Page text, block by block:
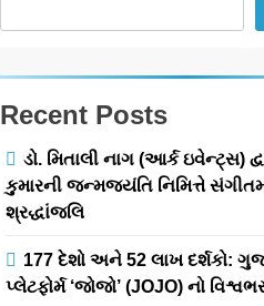
Recent Posts
ડો. મિતાલી નાગ (આર્ક ઇવેન્ટ્સ)
કુમારની જન્મજયંતિ નિમિત્તે
શ્રદ્ધાંજલિ
177 દેશો અને 52 લાખ દર્શકો:
પ્લેટફોર્મ ‘જોજો’ (JOJO) નો